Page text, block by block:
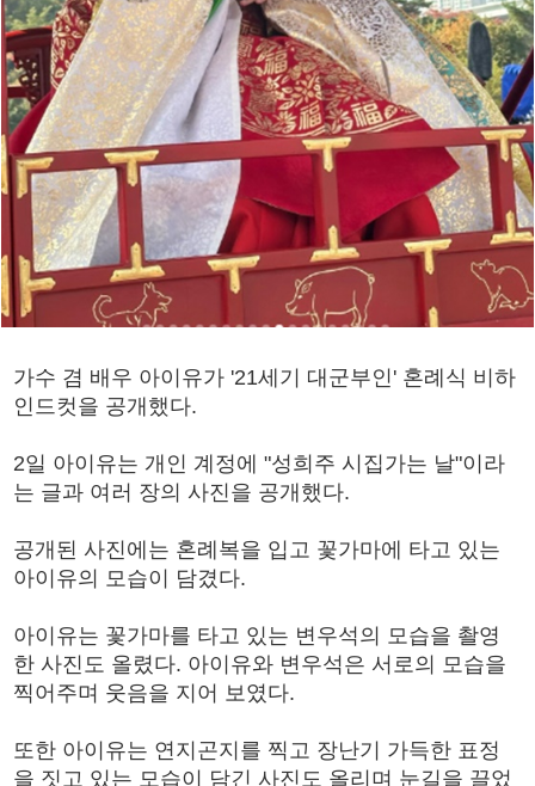
가수 겸 배우 아이유가 '21세기 대군부인' 혼례식 비하
인드컷을 공개했다.
2일 아이유는 개인 계정에 "성희주 시집가는 날"이라
는 글과 여러 장의 사진을 공개했다.
공개된 사진에는 혼례복을 입고 꽃가마에 타고 있는
아이유의 모습이 담겼다.
아이유는 꽃가마를 타고 있는 변우석의 모습을 촬영
한 사진도 올렸다. 아이유와 변우석은 서로의 모습을
찍어주며 웃음을 지어 보였다.
또한 아이유는 연지곤지를 찍고 장난기 가득한 표정
을 짓고 있는 모습이 담긴 사진도 올리며 눈길을 끌었